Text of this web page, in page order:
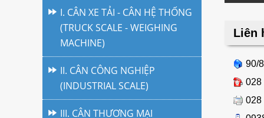
I. CÂN XE TẢI - CÂN HỆ THỐNG
(TRUCK SCALE - WEIGHING
MACHINE)
II. CÂN CÔNG NGHIỆP
(INDUSTRIAL SCALE)
III. CÂN THƯƠNG MẠI
Liên
90/
028
028